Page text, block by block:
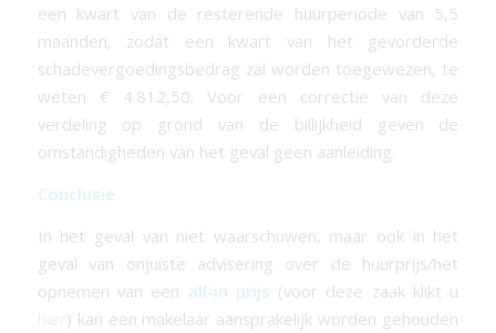
een kwart van de resterende huurperiode van 5,5
maanden, zodat een kwart van het gevorderde
schadevergoedingsbedrag zal worden toegewezen, te
weten € 4.812,50. Voor een correctie van deze
verdeling op grond van de billijkheid geven de
omstandigheden van het geval geen aanleiding.
Conclusie
In het geval van niet waarschuwen, maar ook in het
geval van onjuiste advisering over de huurprijs/het
opnemen van een all-in prijs (voor deze zaak klikt u
hier) kan een makelaar aansprakelijk worden gehouden